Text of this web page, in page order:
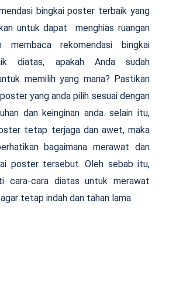
bingkai poster terbaik yang
untuk dapat menghias ruangan
membaca rekomendasi bingkai
diatas, apakah Anda sudah
memilih yang mana? Pastikan
yang anda pilih sesuai dengan
dan keinginan anda. selain itu,
tetap terjaga dan awet, maka
bagaimana merawat dan
poster tersebut. Oleh sebab itu,
cara-cara diatas untuk merawat
tetap indah dan tahan lama.